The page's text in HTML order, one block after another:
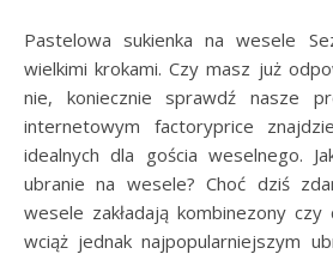
Pastelowa sukienka na wesele Sezon wesel zbliża się
wielkimi krokami. Czy masz już
nie, koniecznie sprawdź nasze
internetowym factoryprice
idealnych dla gościa weselnego.
ubranie na wesele? Choć dziś
wesele zakładają kombinezony
wciąż jednak najpopularniejszym